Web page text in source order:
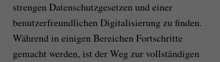
strengen Datenschutzgesetzen und einer
benutzerfreundlichen Digitalisierung zu finden.
Während in einigen Bereichen Fortschritte
gemacht werden, ist der Weg zur vollständigen